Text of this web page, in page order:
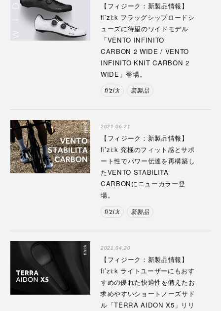
【フィジーク：新製品情報】
fi’zi:k フラッグシップロードシ
ューズに待望のワイドモデル
「VENTO INFINITO
CARBON 2 WIDE / VENTO
INFINITO KNIT CARBON 2
WIDE」登場。
fi'zi:k 新製品
2021.06.21
【フィジーク：新製品情報】
fi’zi:k 究極のフィット感とサポ
ート性でパワー伝達を再構築し
たVENTO STABILITA
CARBONにニューカラー登
場。
fi'zi:k 新製品
2021.04.20
【フィジーク：新製品情報】
fi’zi:k ライトユーザーにもおす
すめの優れた快適性を備えたお
求めやすいショートノーズサド
ル「TERRA AIDON X5」リリ